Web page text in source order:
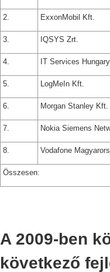
2. ExxonMobil Kft.
3. IQSYS Zrt.
4. IT Services
5. LogMeIn Kft.
6. Morgan Stanley Kft.
7. Nokia Siemens
8. Vodafone
Összesen:
A 2009-ben
következő